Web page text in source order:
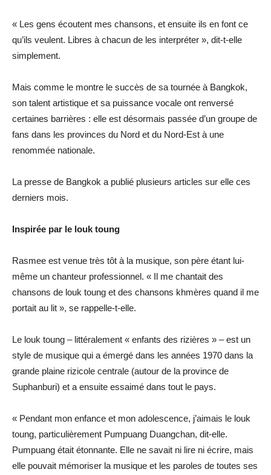
« Les gens écoutent mes chansons, et ensuite ils en font ce
qu’ils veulent. Libres à chacun de les interpréter », dit-t-elle
simplement.
Mais comme le montre le succès de sa tournée à Bangkok,
son talent artistique et sa puissance vocale ont renversé
certaines barrières : elle est désormais passée d’un groupe de
fans dans les provinces du Nord et du Nord-Est à une
renommée nationale.
La presse de Bangkok a publié plusieurs articles sur elle ces
derniers mois.
Inspirée par le louk toung
Rasmee est venue très tôt à la musique, son père étant lui-
même un chanteur professionnel. « Il me chantait des
chansons de louk toung et des chansons khmères quand il me
portait au lit », se rappelle-t-elle.
Le louk toung – littéralement « enfants des rizières » – est un
style de musique qui a émergé dans les années 1970 dans la
grande plaine rizicole centrale (autour de la province de
Suphanburi) et a ensuite essaimé dans tout le pays.
« Pendant mon enfance et mon adolescence, j’aimais le louk
toung, particulièrement Pumpuang Duangchan, dit-elle.
Pumpuang était étonnante. Elle ne savait ni lire ni écrire, mais
elle pouvait mémoriser la musique et les paroles de toutes ses